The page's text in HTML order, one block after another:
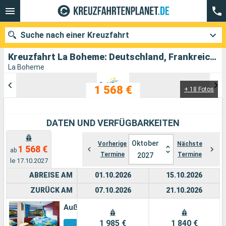
Kreuzfahrt La Boheme: Deutschland, Frankreich abfahrend von Strassburg
La Boheme
+ 18 Fotos
1 568 €
DATEN UND VERFÜGBARKEITEN
ab 1 568 €
le 17.10.2027
Vorherige
Termine
Oktober
2027
Nächste
Termine
ABREISE AM
ZURÜCK AM
Außenkabine
01.10.2026
07.10.2026
1 985 €
15.10.2026
21.10.2026
1 840 €
Suche nach einer Kreuzfahrt
Häfen Reedereien
Suchen